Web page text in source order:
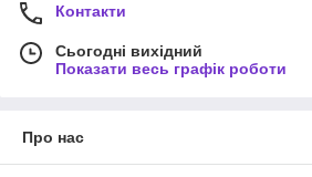
Контакти
Сьогодні вихідний
Показати весь графік роботи
Про нас